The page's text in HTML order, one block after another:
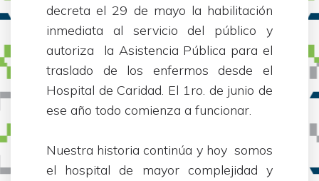
decreta el 29 de mayo la habilitación
inmediata al servicio del público y
autoriza la Asistencia Pública para el
traslado de los enfermos desde el
Hospital de Caridad. El 1ro. de junio de
ese año todo comienza a funcionar.
Nuestra historia continúa y hoy somos
el hospital de mayor complejidad y